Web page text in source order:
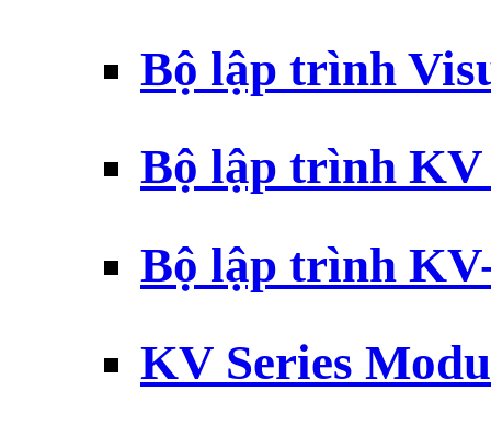
Bộ lập trình
Bộ lập trình
Bộ lập trình
KV Series